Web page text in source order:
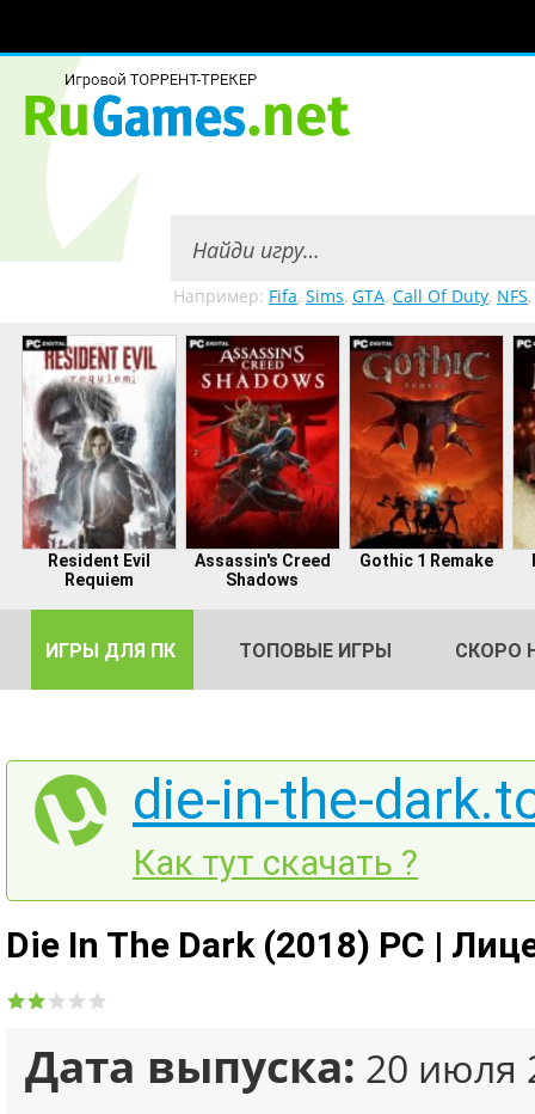
Например: Fifa, Sims, GTA, Call Of Duty, NFS,
Resident Evil
Requiem
Assassin's Creed
Shadows
Gothic 1 Remake
ИГРЫ ДЛЯ ПК ТОПОВЫЕ ИГРЫ СКОРО
die-in-the-
Как тут скачать ?
Die In The Dark (2018) PC |
Дата выпуска: 20 июля